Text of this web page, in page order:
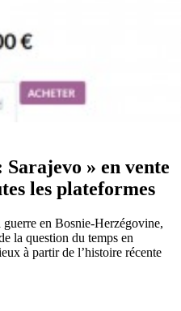
» en vente
les plateformes
en Bosnie-Herzégovine,
la question du temps en
à partir de l’histoire récente